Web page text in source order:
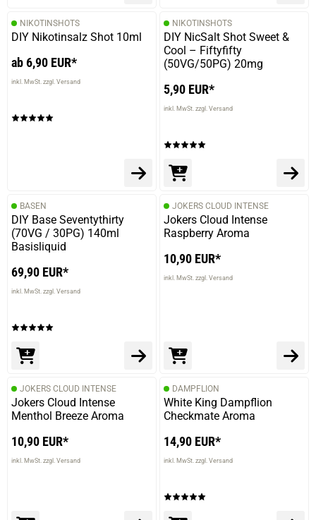
NIKOTINSHOTS
DIY Nikotinsalz Shot 10ml
ab 6,90 EUR*
inkl. MwSt. zzgl. Versand
NIKOTINSHOTS
DIY NicSalt Shot Sweet &
Cool – Fiftyfifty
(50VG/50PG) 20mg
5,90 EUR*
inkl. MwSt. zzgl. Versand
BASEN
DIY Base Seventythirty
(70VG / 30PG) 140ml
Basisliquid
69,90 EUR*
inkl. MwSt. zzgl. Versand
JOKERS CLOUD INTENSE
Jokers Cloud Intense
Raspberry Aroma
10,90 EUR*
inkl. MwSt. zzgl. Versand
JOKERS CLOUD INTENSE
Jokers Cloud Intense
Menthol Breeze Aroma
10,90 EUR*
inkl. MwSt. zzgl. Versand
DAMPFLION
White King Dampflion
Checkmate Aroma
14,90 EUR*
inkl. MwSt. zzgl. Versand